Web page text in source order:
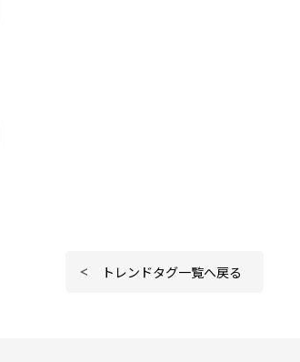
トレンドタグ一覧へ戻る